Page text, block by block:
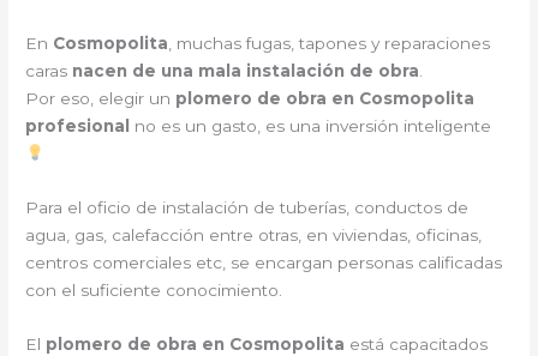
En Cosmopolita , muchas fugas, tapones y reparaciones
caras nacen de una mala instalación de obra
Por eso, elegir un plomero de obra en Cosmopolita
profesional
no es un gasto, es una inversión inteligente
Para el oficio de instalación de tuberías, conductos de
agua, gas, calefacción entre otras, en viviendas, oficinas,
centros comerciales etc, se encargan personas calificadas
con el suficiente conocimiento.
El plomero de obra en Cosmopolita está capacitados